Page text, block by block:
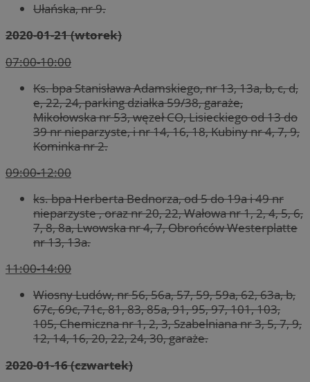
Ułańska, nr 9.
2020-01-21 (wtorek)
07:00-10:00
Ks. bpa Stanisława Adamskiego, nr 13, 13a, b, c, d,
e, 22, 24, parking działka 59/38, garaże,
Mikołowska nr 53, węzeł CO, Lisieckiego od 13 do
39 nr nieparzyste, i nr 14, 16, 18, Kubiny nr 4, 7, 9,
Kominka nr 2.
09:00-12:00
ks. bpa Herberta Bednorza, od 5 do 19a i 49 nr
nieparzyste , oraz nr 20, 22, Wałowa nr 1, 2, 4, 5, 6,
7, 8, 8a, Lwowska nr 4, 7, Obrońców Westerplatte
nr 13, 13a.
11:00-14:00
Wiosny Ludów, nr 56, 56a, 57, 59, 59a, 62, 63a, b,
67c, 69c, 71c, 81, 83, 85a, 91, 95, 97, 101, 103,
105, Chemiczna nr 1, 2, 3, Szabelniana nr 3, 5, 7, 9,
12, 14, 16, 20, 22, 24, 30, garaże.
2020-01-16 (czwartek)